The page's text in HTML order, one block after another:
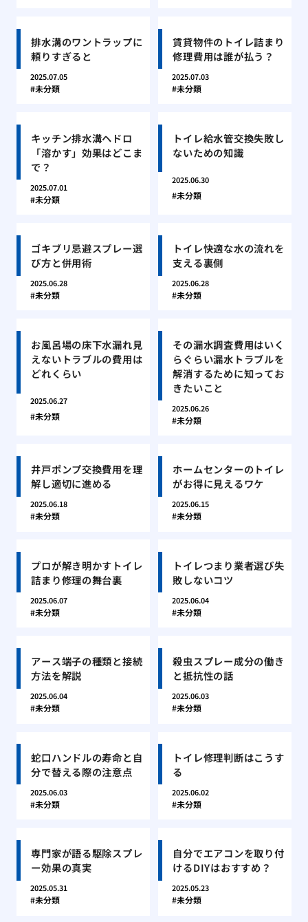
排水溝のワントラップに
頼りすぎると
2025.07.05
未分類
賃貸物件のトイレ詰まり
修理費用は誰が払う？
2025.07.03
未分類
キッチン排水溝ヘドロ
「溶かす」効果はどこま
で？
2025.07.01
未分類
トイレ給水管交換失敗し
ないための知識
2025.06.30
未分類
ゴキブリ忌避スプレー選
び方と併用術
2025.06.28
未分類
トイレ快適な水の流れを
支える裏側
2025.06.28
未分類
お風呂場の床下水漏れ見
えないトラブルの費用は
どれくらい
2025.06.27
未分類
その漏水調査費用はいく
らぐらい漏水トラブルを
解消するために知ってお
きたいこと
2025.06.26
未分類
井戸ポンプ交換費用を理
解し適切に進める
2025.06.18
未分類
ホームセンターのトイレ
がお得に見えるワケ
2025.06.15
未分類
プロが解き明かすトイレ
詰まり修理の舞台裏
2025.06.07
未分類
トイレつまり業者選び失
敗しないコツ
2025.06.04
未分類
アース端子の種類と接続
方法を解説
2025.06.04
未分類
殺虫スプレー成分の働き
と抵抗性の話
2025.06.03
未分類
蛇口ハンドルの寿命と自
分で替える際の注意点
2025.06.03
未分類
トイレ修理判断はこうす
る
2025.06.02
未分類
専門家が語る駆除スプレ
ー効果の真実
2025.05.31
未分類
自分でエアコンを取り付
けるDIYはおすすめ？
2025.05.23
未分類